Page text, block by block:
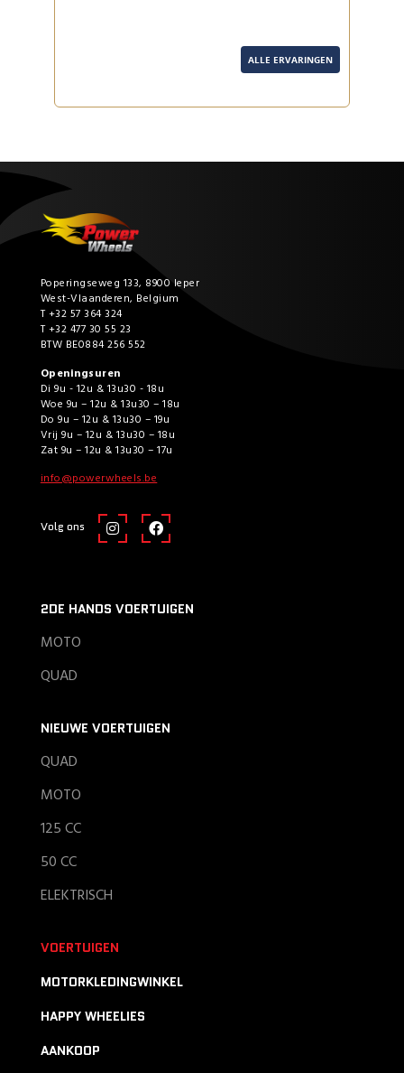
ALLE ERVARINGEN
Poperingseweg 133, 8900 Ieper
West-Vlaanderen, Belgium
T +32 57 364 324
T +32 477 30 55 23
BTW BE0884 256 552
Openingsuren
Di 9u - 12u & 13u30 - 18u
Woe 9u – 12u & 13u30 – 18u
Do 9u – 12u & 13u30 – 19u
Vrij 9u – 12u & 13u30 – 18u
Zat 9u – 12u & 13u30 – 17u
info@powerwheels.be
Volg ons
2DE HANDS VOERTUIGEN
MOTO
QUAD
NIEUWE VOERTUIGEN
QUAD
MOTO
125 CC
50 CC
ELEKTRISCH
VOERTUIGEN
MOTORKLEDINGWINKEL
HAPPY WHEELIES
AANKOOP